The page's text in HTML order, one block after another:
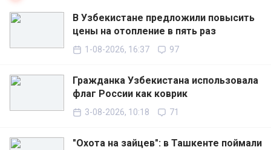
В Узбекистане предложили повысить
цены на отопление в пять раз
1-08-2026, 16:37 97
Гражданка Узбекистана использовала
флаг России как коврик
3-08-2026, 10:18 71
"Охота на зайцев": в Ташкенте поймали